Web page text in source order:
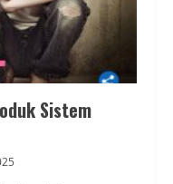
Sistem